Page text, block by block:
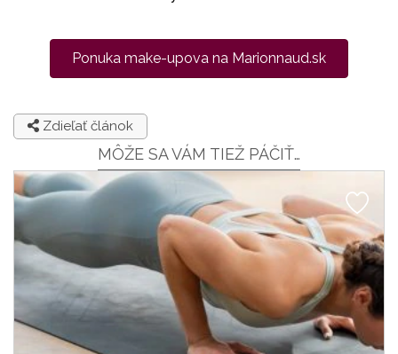
Ponuka make-upova na Marionnaud.sk
Zdieľať článok
MÔŽE SA VÁM TIEŽ PÁČIŤ…